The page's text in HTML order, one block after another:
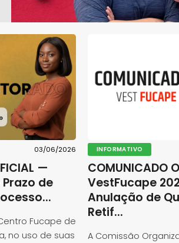
03/06/2026
—
de
Fucape de
no uso de suas
INFORMATIVO
COMUNICADO
VestFucape
Anulação de
Retif...
A Comissão